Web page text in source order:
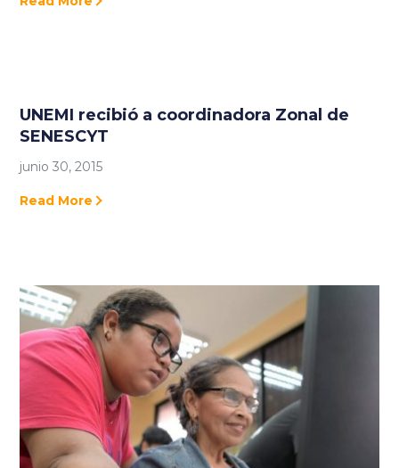
UNEMI recibió a coordinadora Zonal de
SENESCYT
junio 30, 2015
Read More